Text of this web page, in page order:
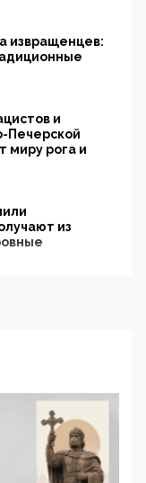
извращенцев:
и
Печерской
миру рога и
из
но
намерено